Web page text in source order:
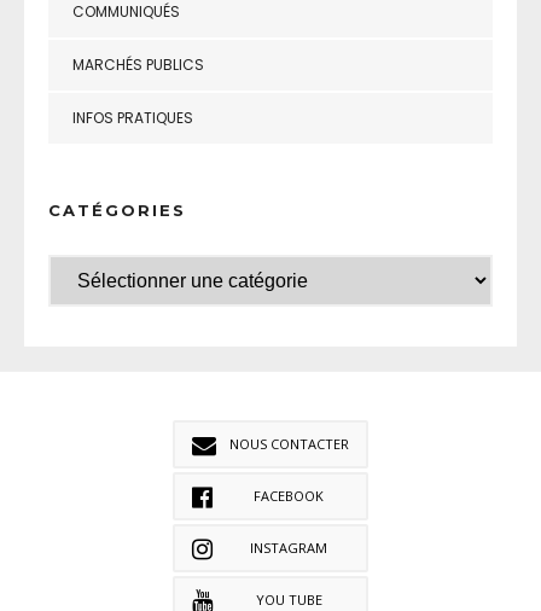
COMMUNIQUÉS
MARCHÉS PUBLICS
INFOS PRATIQUES
CATÉGORIES
NOUS CONTACTER
FACEBOOK
INSTAGRAM
YOU TUBE